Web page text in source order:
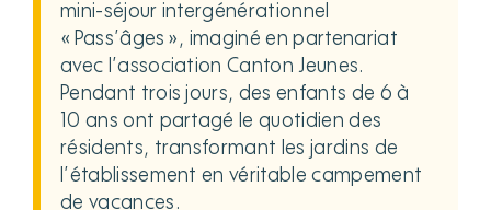
mini-séjour intergénérationnel
« Pass’âges », imaginé en partenariat
avec l’association Canton Jeunes.
Pendant trois jours, des enfants de 6 à
10 ans ont partagé le quotidien des
résidents, transformant les jardins de
l’établissement en véritable campement
de vacances.